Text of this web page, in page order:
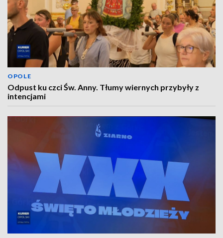
OPOLE
Odpust ku czci Św. Anny. Tłumy wiernych przybyły z
intencjami